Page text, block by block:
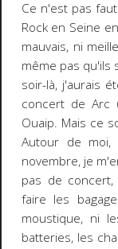
Ce n'est pas
Rock en Seine
mauvais, ni
même pas qu'ils
soir-là, j'aurais
concert de Arc
Ouaip. Mais ce
Autour de
novembre, je
pas de
faire les
moustique, ni
batteries, les